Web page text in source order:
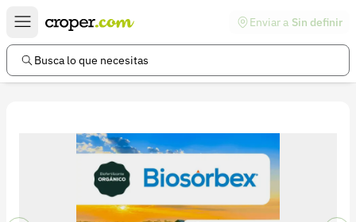
Enviar a Sin definir
Busca lo que necesitas
Enlaces de interés
Preguntas frecuentes
Información legal
Términos y condiciones
Política de devoluciones